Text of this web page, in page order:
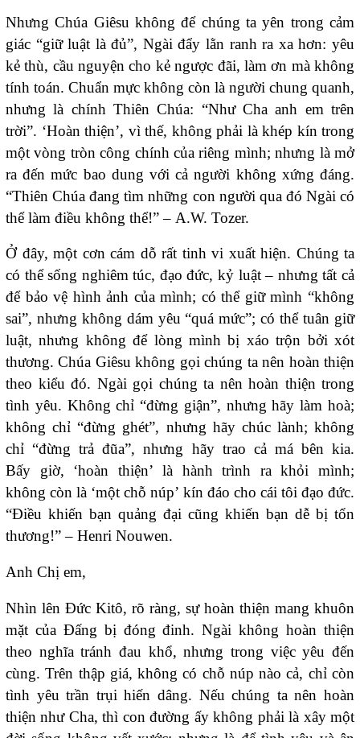
Nhưng Chúa Giêsu không để chúng ta yên trong cảm
giác “giữ luật là đủ”, Ngài đẩy lằn ranh ra xa hơn: yêu
kẻ thù, cầu nguyện cho kẻ ngược đãi, làm ơn mà không
tính toán. Chuẩn mực không còn là người chung quanh,
nhưng là chính Thiên Chúa: “Như Cha anh em trên
trời”. ‘Hoàn thiện’, vì thế, không phải là khép kín trong
một vòng tròn công chính của riêng mình; nhưng là mở
ra đến mức bao dung với cả người không xứng đáng.
“Thiên Chúa đang tìm những con người qua đó Ngài có
thể làm điều không thể!” – A.W. Tozer.
Ở đây, một cơn cám dỗ rất tinh vi xuất hiện. Chúng ta
có thể sống nghiêm túc, đạo đức, kỷ luật – nhưng tất cả
để bảo vệ hình ảnh của mình; có thể giữ mình “không
sai”, nhưng không dám yêu “quá mức”; có thể tuân giữ
luật, nhưng không để lòng mình bị xáo trộn bởi xót
thương. Chúa Giêsu không gọi chúng ta nên hoàn thiện
theo kiểu đó. Ngài gọi chúng ta nên hoàn thiện trong
tình yêu. Không chỉ “đừng giận”, nhưng hãy làm hoà;
không chỉ “đừng ghét”, nhưng hãy chúc lành; không
chỉ “đừng trả đũa”, nhưng hãy trao cả má bên kia.
Bấy giờ, ‘hoàn thiện’ là hành trình ra khỏi mình;
không còn là ‘một chỗ núp’ kín đáo cho cái tôi đạo đức.
“Điều khiến bạn quảng đại cũng khiến bạn dễ bị tổn
thương!” – Henri Nouwen.
Anh Chị em,
Nhìn lên Đức Kitô, rõ ràng, sự hoàn thiện mang khuôn
mặt của Đấng bị đóng đinh. Ngài không hoàn thiện
theo nghĩa tránh đau khổ, nhưng trong việc yêu đến
cùng. Trên thập giá, không có chỗ núp nào cả, chỉ còn
tình yêu trần trụi hiến dâng. Nếu chúng ta nên hoàn
thiện như Cha, thì con đường ấy không phải là xây một